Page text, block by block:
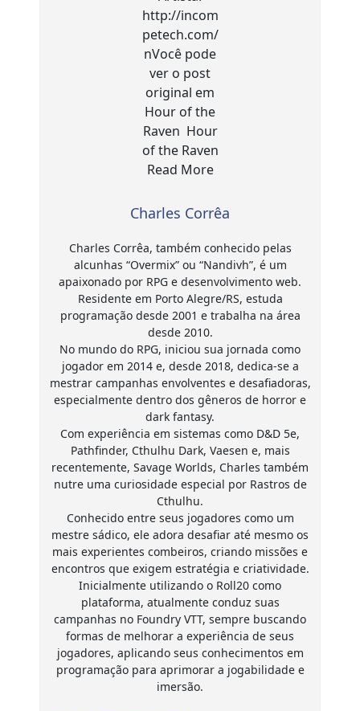
Charles Corrêa
Charles Corrêa, também conhecido pelas
alcunhas “Overmix” ou “Nandivh”, é um
apaixonado por RPG e desenvolvimento web.
Residente em Porto Alegre/RS, estuda
programação desde 2001 e trabalha na área
desde 2010.
No mundo do RPG, iniciou sua jornada como
jogador em 2014 e, desde 2018, dedica-se a
mestrar campanhas envolventes e desafiadoras,
especialmente dentro dos gêneros de horror e
dark fantasy.
Com experiência em sistemas como D&D 5e,
Pathfinder, Cthulhu Dark, Vaesen e, mais
recentemente, Savage Worlds, Charles também
nutre uma curiosidade especial por Rastros de
Cthulhu.
Conhecido entre seus jogadores como um
mestre sádico, ele adora desafiar até mesmo os
mais experientes combeiros, criando missões e
encontros que exigem estratégia e criatividade.
Inicialmente utilizando o Roll20 como
plataforma, atualmente conduz suas
campanhas no Foundry VTT, sempre buscando
formas de melhorar a experiência de seus
jogadores, aplicando seus conhecimentos em
programação para aprimorar a jogabilidade e
imersão.